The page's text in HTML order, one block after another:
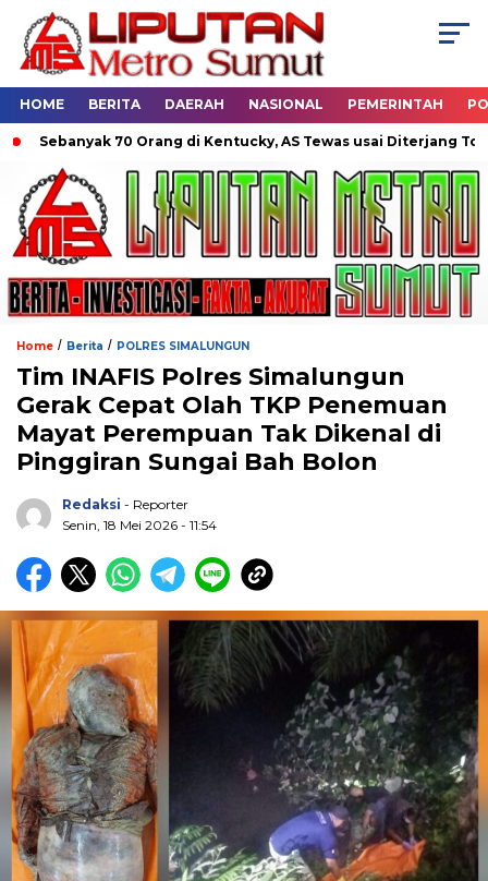
HOME BERITA DAERAH NASIONAL PEMERINTAH
70 Orang di Kentucky, AS Tewas usai Diterjang Tornado
Home / Berita / POLRES SIMALUNGUN
Tim INAFIS Polres Simalungun
Gerak Cepat Olah TKP Penemuan
Mayat Perempuan Tak Dikenal di
Pinggiran Sungai Bah Bolon
Redaksi - Reporter
Senin, 18 Mei 2026 - 11:54